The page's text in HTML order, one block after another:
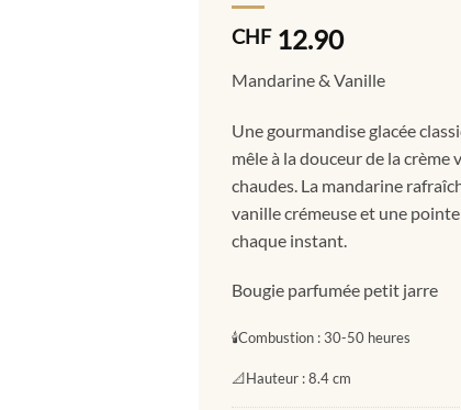
CHF12.90
Mandarine & Vanille
Une gourmandise glacée
mêle à la douceur de la
chaudes. La mandarine
vanille crémeuse et une
chaque instant.
Bougie parfumée petit jarre
🕯Combustion :30-50 heures
📐Hauteur :8.4 cm